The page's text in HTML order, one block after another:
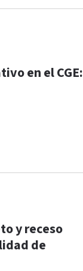
en el CGE:
y receso
de